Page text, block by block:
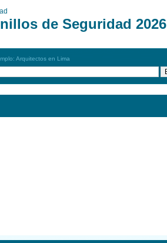
de Seguridad 2026
Arquitectos en Lima